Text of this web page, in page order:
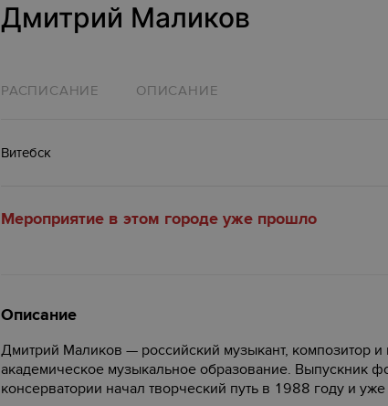
Дмитрий Маликов
РАСПИСАНИЕ ОПИСАНИЕ
Витебск
Мероприятие в этом городе уже прошло
Описание
Дмитрий Маликов — российский музыкант, композитор
академическое музыкальное образование. Выпускник
консерватории начал творческий путь в 1988 году и